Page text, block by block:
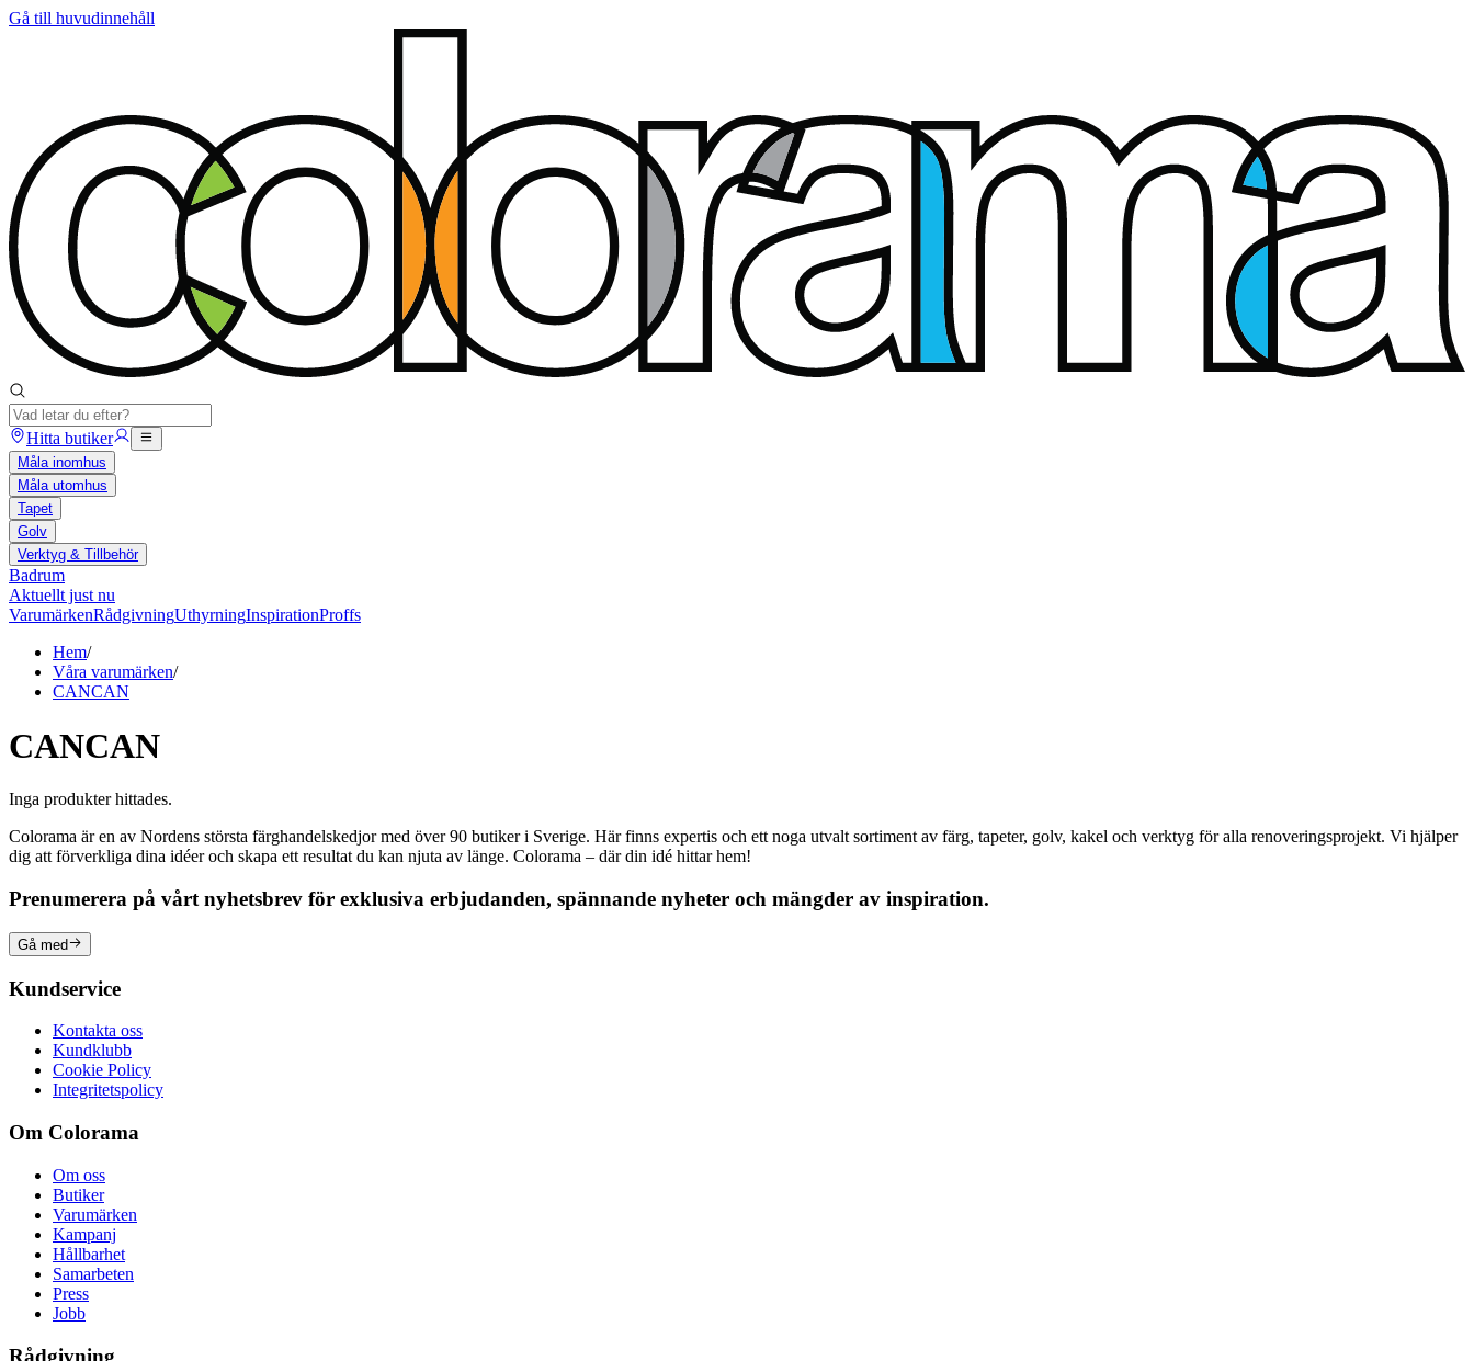
Gå till huvudinnehåll
Hitta butiker
Måla inomhus
Måla utomhus
Tapet
Golv
Verktyg & Tillbehör
Badrum
Aktuellt just nu
VarumärkenRådgivningUthyrningInspirationProffs
Hem/
Våra varumärken/
CANCAN
CANCAN
Inga produkter hittades.
Colorama är en av Nordens största färghandelskedjor med över 90 butiker i Sverige. Här finns expertis och ett noga utvalt sortiment av färg, tapeter, golv, kakel och verktyg för alla renoveringsprojekt. Vi hjälper
dig att förverkliga dina idéer och skapa ett resultat du kan njuta av länge. Colorama – där din idé hittar hem!
Prenumerera på vårt nyhetsbrev för exklusiva erbjudanden, spännande nyheter och mängder av inspiration.
Gå med
Kundservice
Kontakta oss
Kundklubb
Cookie Policy
Integritetspolicy
Om Colorama
Om oss
Butiker
Varumärken
Kampanj
Hållbarhet
Samarbeten
Press
Jobb
Rådgivning